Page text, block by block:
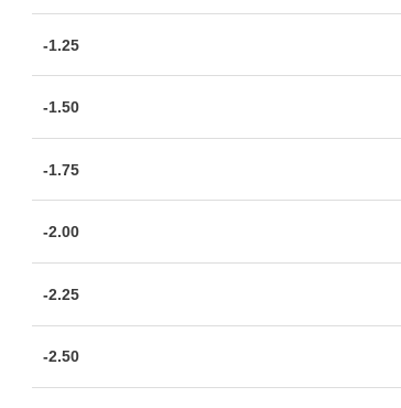
-1.25
-1.50
-1.75
-2.00
-2.25
-2.50